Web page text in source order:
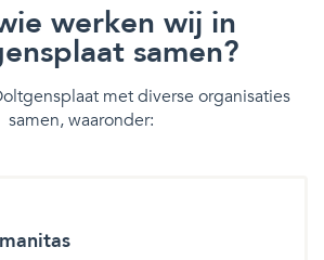
werken wij in
samen?
met diverse organisaties
samen, waaronder: